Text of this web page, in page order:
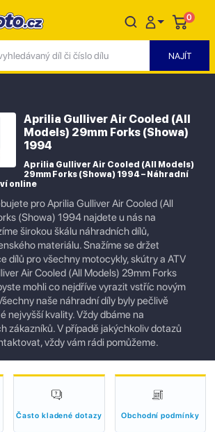
0
Aprilia Gulliver Air Cooled (All
Models) 29mm Forks (Showa)
1994
Aprilia Gulliver Air Cooled (All Models)
29mm Forks (Showa) 1994 – Náhradní
online
pro Aprilia Gulliver Air Cooled (All
(Showa) 1994 najdete u nás na
širokou škálu náhradních dílů,
materiálu. Snažíme se držet
dílů pro všechny motocykly, skútry a ATV
Air Cooled (All Models) 29mm Forks
mohli co nejdříve vyrazit vstříc novým
naše náhradní díly byly pečlivě
nejvyšší kvality. Vždy dbáme na
zákazníků. V případě jakýchkoliv dotazů
vždy vám rádi pomůžeme.
Často kladené dotazy Obchodní podmínky